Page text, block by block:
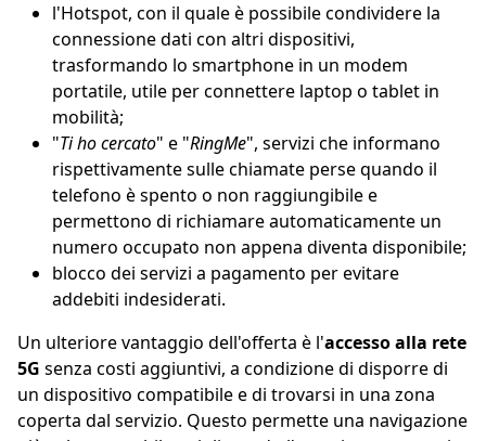
l'Hotspot, con il quale è possibile condividere la
connessione dati con altri dispositivi,
trasformando lo smartphone in un modem
portatile, utile per connettere laptop o tablet in
mobilità;
"Ti ho cercato" e "RingMe", servizi che informano
rispettivamente sulle chiamate perse quando il
telefono è spento o non raggiungibile e
permettono di richiamare automaticamente un
numero occupato non appena diventa disponibile;
blocco dei servizi a pagamento per evitare
addebiti indesiderati.
Un ulteriore vantaggio dell'offerta è l'accesso alla rete
5G senza costi aggiuntivi, a condizione di disporre di
un dispositivo compatibile e di trovarsi in una zona
coperta dal servizio. Questo permette una navigazione